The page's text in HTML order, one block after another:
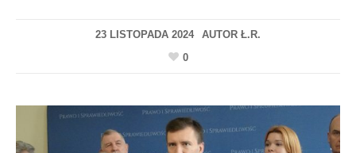
23 LISTOPADA 2024 AUTOR Ł.R.
0